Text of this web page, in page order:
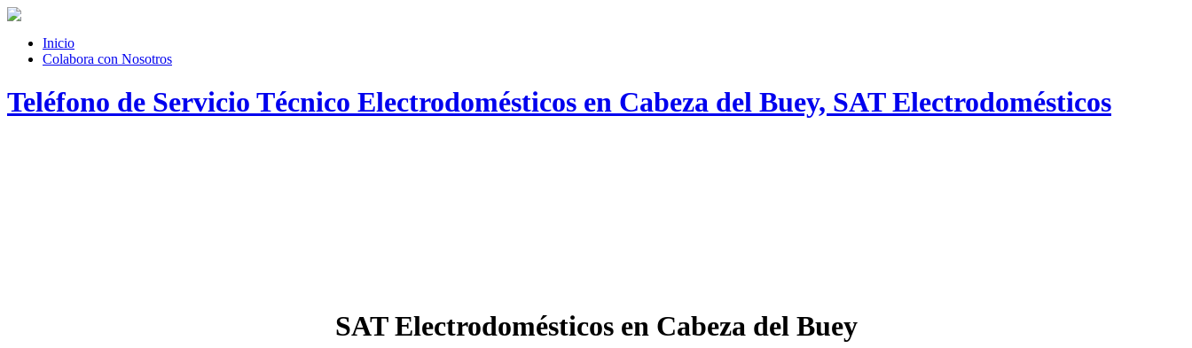
Inicio
Colabora con Nosotros
Teléfono de Servicio Técnico Electrodomésticos en Cabeza del Buey, SAT Electrodomésticos
SAT Electrodomésticos en Cabeza del Buey